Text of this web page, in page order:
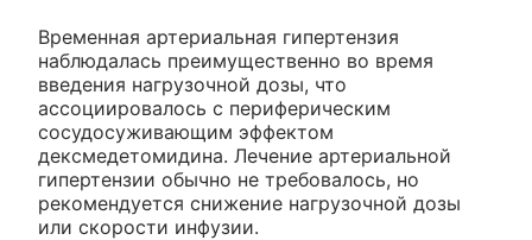
Временная артериальная гипертензия
наблюдалась преимущественно во время
введения нагрузочной дозы, что
ассоциировалось с периферическим
сосудосуживающим эффектом
дексмедетомидина. Лечение артериальной
гипертензии обычно не требовалось, но
рекомендуется снижение нагрузочной дозы
или скорости инфузии.